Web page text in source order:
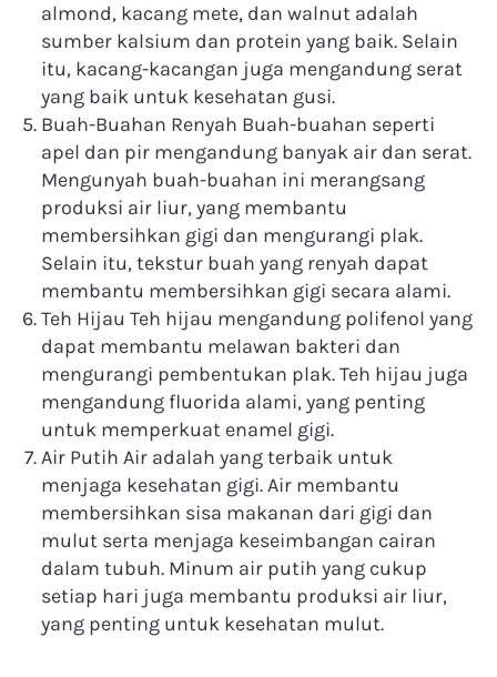
almond, kacang mete, dan walnut adalah
sumber kalsium dan protein yang baik. Selain
itu, kacang-kacangan juga mengandung serat
yang baik untuk kesehatan gusi.
Buah-Buahan Renyah Buah-buahan seperti
apel dan pir mengandung banyak air dan serat.
Mengunyah buah-buahan ini merangsang
produksi air liur, yang membantu
membersihkan gigi dan mengurangi plak.
Selain itu, tekstur buah yang renyah dapat
membantu membersihkan gigi secara alami.
Teh Hijau Teh hijau mengandung polifenol yang
dapat membantu melawan bakteri dan
mengurangi pembentukan plak. Teh hijau juga
mengandung fluorida alami, yang penting
untuk memperkuat enamel gigi.
Air Putih Air adalah yang terbaik untuk
menjaga kesehatan gigi. Air membantu
membersihkan sisa makanan dari gigi dan
mulut serta menjaga keseimbangan cairan
dalam tubuh. Minum air putih yang cukup
setiap hari juga membantu produksi air liur,
yang penting untuk kesehatan mulut.